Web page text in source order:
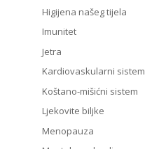
Higijena našeg tijela
Imunitet
Jetra
Kardiovaskularni sistem
Koštano-mišićni sistem
Ljekovite biljke
Menopauza